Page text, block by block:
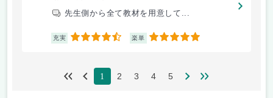
先生側から全て教材を用意して...
充実 4.5 楽単 5
1 2 3 4 5